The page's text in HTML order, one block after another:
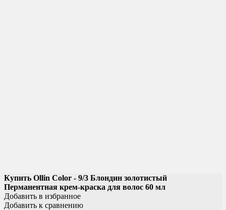
Купить Ollin Color - 9/3 Блондин золотистый
Перманентная крем-краска для волос 60 мл
Добавить в избранное
Добавить к сравнению